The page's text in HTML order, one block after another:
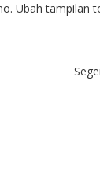
Ubah